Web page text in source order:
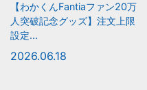
【わかくんFantiaファン20万
人突破記念グッズ】注文上限
設定...
2026.06.18